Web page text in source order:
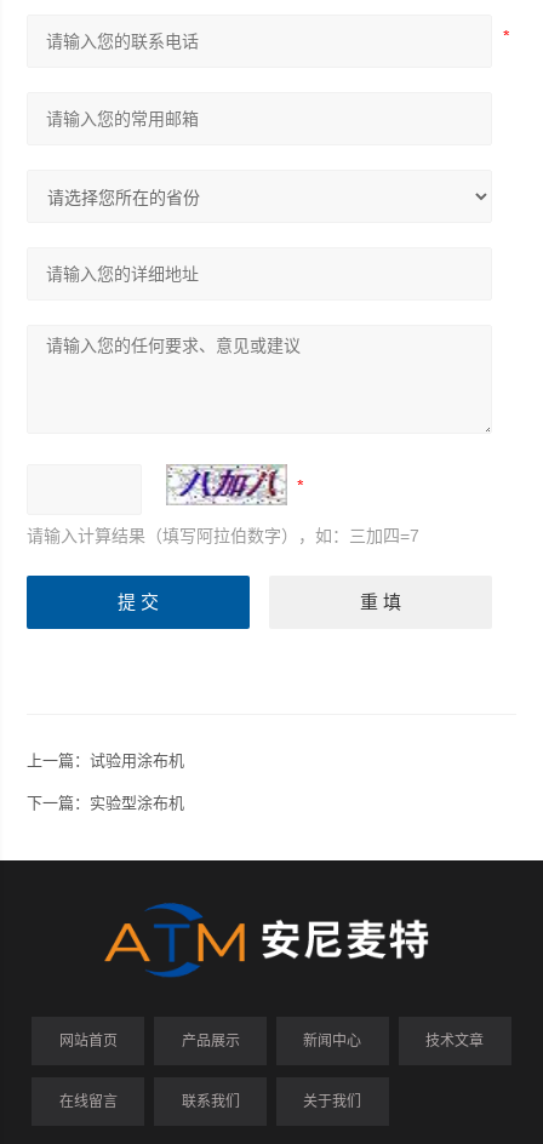
请输入计算结果（填写阿拉伯数字），如：三加四=7
上一篇：试验用涂布机
下一篇： 实验型涂布机
网站首页 产品展示 新闻中心 技术文章
在线留言 联系我们 关于我们